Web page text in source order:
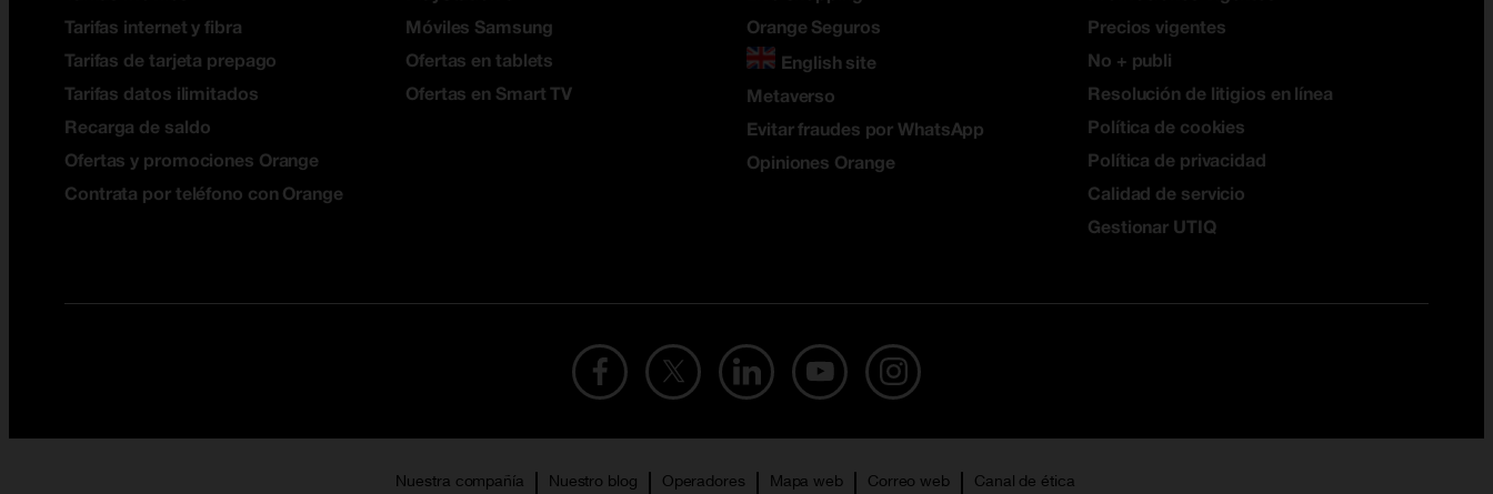
Tarifas internet y fibra
Tarifas de tarjeta prepago
Tarifas datos ilimitados
Recarga de saldo
Ofertas y promociones Orange
Contrata por teléfono con Orange
Móviles Samsung
Ofertas en tablets
Ofertas en Smart TV
Orange Seguros
English site
Metaverso
Evitar fraudes por WhatsApp
Opiniones Orange
Precios vigentes
No + publi
Resolución de litigios en línea
Política de cookies
Política de privacidad
Calidad de servicio
Gestionar UTIQ
Nuestra compañía Nuestro blog Operadores Mapa web Correo web Canal de ética